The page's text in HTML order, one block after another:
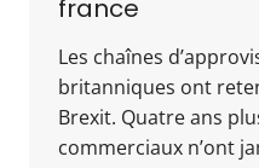
france
Les chaînes
britanniques ont
Brexit. Quatre ans
commerciaux n’ont